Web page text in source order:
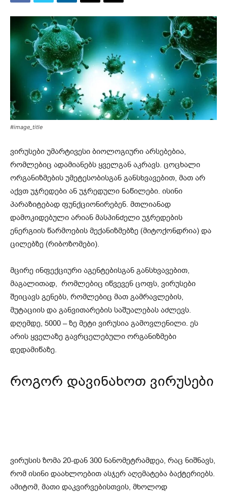
#image_title
ვირუსები უმარტივესი ბიოლოგიური არსებებია,
რომლებიც ადამიანებს ყველგან აკრავს. ცოცხალი
ორგანიზმების უმეტესობისგან განსხვავებით, მათ არ
აქვთ უჯრედები ან უჯრედული ნაწილები. ისინი
პარაზიტებად ფუნქციონირებენ. მთლიანად
დამოკიდებული არიან მასპინძელი უჯრედების
ენერგიის წარმოების მექანიზმებზე (მიტოქონდრია) და
ცილებზე (რიბოზომები).
მცირე ინფექციური აგენტებისგან განსხვავებით,
მაგალითად, რომლებიც იწვევენ ცოფს, ვირუსები
შეიცავს გენებს, რომლებიც მათ გამრავლების,
მუტაციის და განვითარების საშუალებას აძლევს.
დღემდე, 5000 – ზე მეტი ვირუსია გამოვლენილი. ეს
არის ყველაზე გავრცელებული ორგანიზმები
დედამიწაზე.
როგორ დავინახოთ ვირუსები
ვირუსის ზომა 20-დან 300 ნანომეტრამდეა, რაც ნიშნავს,
რომ ისინი დაახლოებით ასჯერ აღემატება ბაქტერიებს.
ამიტომ, მათი დაკვირვებისთვის, მხოლოდ